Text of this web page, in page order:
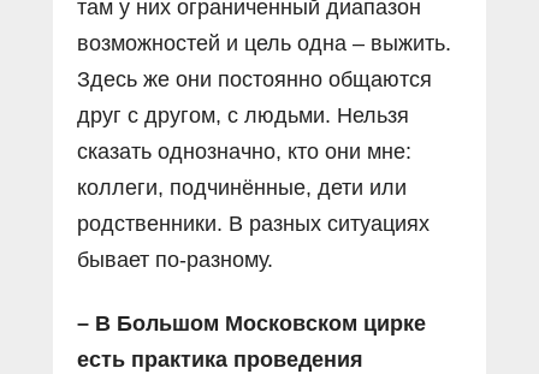
там у них ограниченный диапазон
возможностей и цель одна – выжить.
Здесь же они постоянно общаются
друг с другом, с людьми. Нельзя
сказать однозначно, кто они мне:
коллеги, подчинённые, дети или
родственники. В разных ситуациях
бывает по-разному.
– В Большом Московском цирке
есть практика проведения